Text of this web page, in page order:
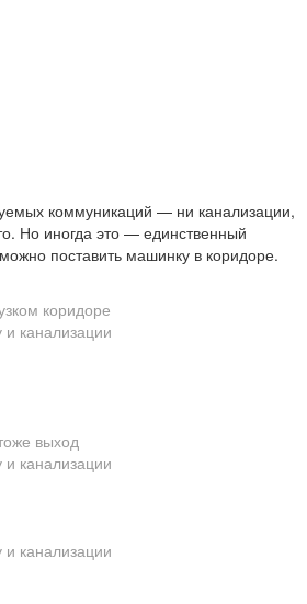
коммуникаций — ни канализации,
Но иногда это — единственный
поставить машинку в коридоре.
коридоре
выход